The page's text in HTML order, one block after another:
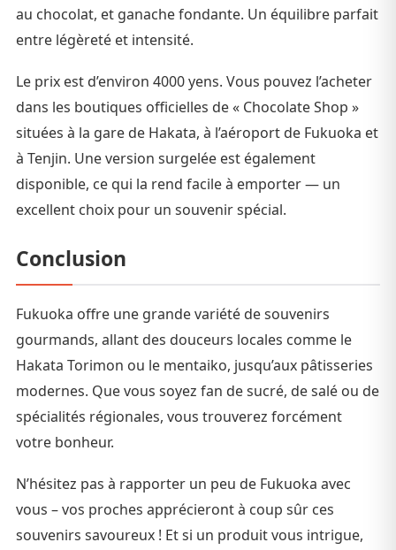
au chocolat, et ganache fondante. Un équilibre parfait
entre légèreté et intensité.
Le prix est d’environ 4000 yens. Vous pouvez l’acheter
dans les boutiques officielles de « Chocolate Shop »
situées à la gare de Hakata, à l’aéroport de Fukuoka et
à Tenjin. Une version surgelée est également
disponible, ce qui la rend facile à emporter — un
excellent choix pour un souvenir spécial.
Conclusion
Fukuoka offre une grande variété de souvenirs
gourmands, allant des douceurs locales comme le
Hakata Torimon ou le mentaiko, jusqu’aux pâtisseries
modernes. Que vous soyez fan de sucré, de salé ou de
spécialités régionales, vous trouverez forcément
votre bonheur.
N’hésitez pas à rapporter un peu de Fukuoka avec
vous – vos proches apprécieront à coup sûr ces
souvenirs savoureux ! Et si un produit vous intrigue,